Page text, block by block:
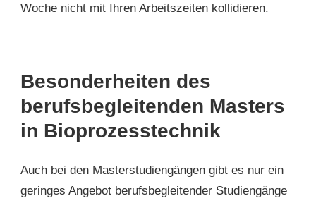
Woche nicht mit Ihren Arbeitszeiten kollidieren.
Besonderheiten des
berufsbegleitenden Masters
in Bioprozesstechnik
Auch bei den Masterstudiengängen gibt es nur ein
geringes Angebot berufsbegleitender Studiengänge